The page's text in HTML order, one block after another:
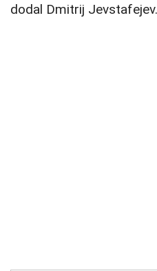
dodal Dmitrij Jevstafejev.